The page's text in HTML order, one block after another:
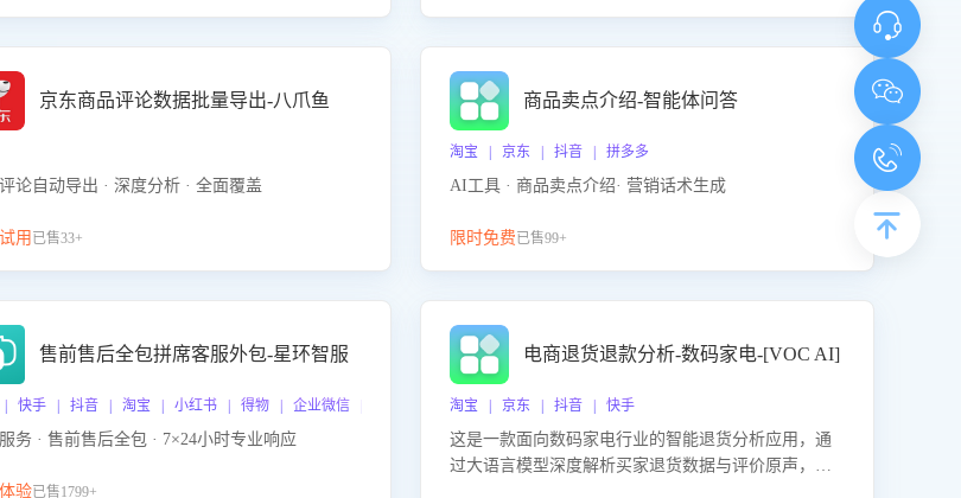
京东商品评论数据批量导出-八爪鱼
论自动导出 · 深度分析 · 全面覆盖
用 已售33+
商品卖点介绍-智能体问答
淘宝 | 京东 | 抖音 | 拼多多
AI工具 · 商品卖点介绍· 营销话术生成
限时免费已售99+
售前售后全包拼席客服外包-星环智服
| 快手 | 抖音 | 淘宝 | 小红书 | 得物 | 企业微信 | 跨平台
务 · 售前售后全包 · 7×24小时专业响应
验已售1799+
电商退货退款分析-数码家电-[VOC AI]
淘宝 | 京东 | 抖音 | 快手
这是一款面向数码家电行业的智能退货分析应用，通
过大语言模型深度解析买家退货数据与评价原声，精